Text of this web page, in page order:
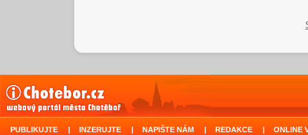
PUBLIKUJTE | INZERUJTE | NAPIŠTE NÁM | REDAKCE | ONLINE